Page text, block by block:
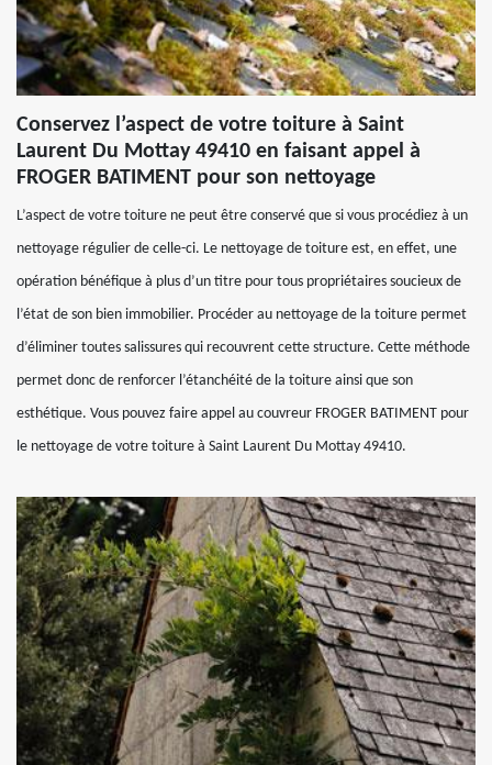
Conservez l’aspect de votre toiture à Saint
Laurent Du Mottay 49410 en faisant appel à
FROGER BATIMENT pour son nettoyage
L’aspect de votre toiture ne peut être conservé que si vous procédiez à un
nettoyage régulier de celle-ci. Le nettoyage de toiture est, en effet, une
opération bénéfique à plus d’un titre pour tous propriétaires soucieux de
l’état de son bien immobilier. Procéder au nettoyage de la toiture permet
d’éliminer toutes salissures qui recouvrent cette structure. Cette méthode
permet donc de renforcer l’étanchéité de la toiture ainsi que son
esthétique. Vous pouvez faire appel au couvreur FROGER BATIMENT pour
le nettoyage de votre toiture à Saint Laurent Du Mottay 49410.